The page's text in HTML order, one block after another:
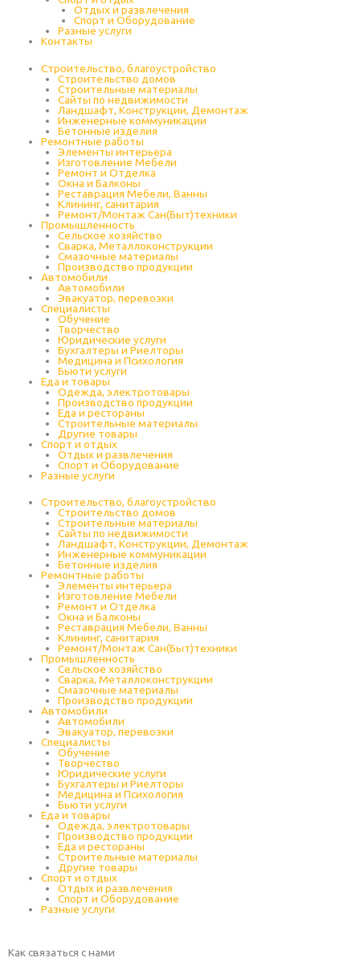
Отдых и развлечения
Спорт и Оборудование
Разные услуги
Контакты
Строительство, благоустройство
Строительство домов
Строительные материалы
Сайты по недвижимости
Ландшафт, Конструкции, Демонтаж
Инженерные коммуникации
Бетонные изделия
Ремонтные работы
Элементы интерьера
Изготовление Мебели
Ремонт и Отделка
Окна и Балконы
Реставрация Мебели, Ванны
Клининг, санитария
Ремонт/Монтаж Сан(Быт)техники
Промышленность
Cельское хозяйство
Сварка, Металлоконструкции
Cмазочные материалы
Производство продукции
Автомобили
Автомобили
Эвакуатор, перевозки
Специалисты
Обучение
Творчество
Юридические услуги
Бухгалтеры и Риелторы
Медицина и Психология
Бьюти услуги
Еда и товары
Одежда, электротовары
Производство продукции
Еда и рестораны
Строительные материалы
Другие товары
Спорт и отдых
Отдых и развлечения
Спорт и Оборудование
Разные услуги
Строительство, благоустройство
Строительство домов
Строительные материалы
Сайты по недвижимости
Ландшафт, Конструкции, Демонтаж
Инженерные коммуникации
Бетонные изделия
Ремонтные работы
Элементы интерьера
Изготовление Мебели
Ремонт и Отделка
Окна и Балконы
Реставрация Мебели, Ванны
Клининг, санитария
Ремонт/Монтаж Сан(Быт)техники
Промышленность
Cельское хозяйство
Сварка, Металлоконструкции
Cмазочные материалы
Производство продукции
Автомобили
Автомобили
Эвакуатор, перевозки
Специалисты
Обучение
Творчество
Юридические услуги
Бухгалтеры и Риелторы
Медицина и Психология
Бьюти услуги
Еда и товары
Одежда, электротовары
Производство продукции
Еда и рестораны
Строительные материалы
Другие товары
Спорт и отдых
Отдых и развлечения
Спорт и Оборудование
Разные услуги
Как связаться с нами